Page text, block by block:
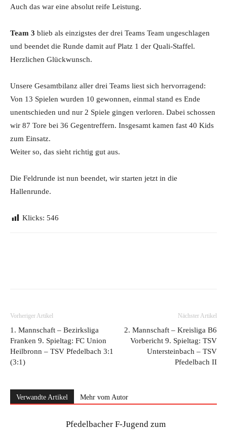
Auch das war eine absolut reife Leistung.
Team 3 blieb als einzigstes der drei Teams Team ungeschlagen
und beendet die Runde damit auf Platz 1 der Quali-Staffel.
Herzlichen Glückwunsch.
Unsere Gesamtbilanz aller drei Teams liest sich hervorragend:
Von 13 Spielen wurden 10 gewonnen, einmal stand es Ende
unentschieden und nur 2 Spiele gingen verloren. Dabei schossen
wir 87 Tore bei 36 Gegentreffern. Insgesamt kamen fast 40 Kids
zum Einsatz.
Weiter so, das sieht richtig gut aus.
Die Feldrunde ist nun beendet, wir starten jetzt in die
Hallenrunde.
Klicks: 546
Vorheriger Artikel
1. Mannschaft – Bezirksliga
Franken 9. Spieltag: FC Union
Heilbronn – TSV Pfedelbach 3:1
(3:1)
Nächster Artikel
2. Mannschaft – Kreisliga B6
Vorbericht 9. Spieltag: TSV
Untersteinbach – TSV
Pfedelbach II
Verwandte Artikel Mehr vom Autor
Pfedelbacher F-Jugend zum